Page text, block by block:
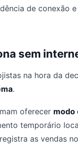
de conexão e
sem
na hora da
.
oferecer modo
temporário
as vendas no